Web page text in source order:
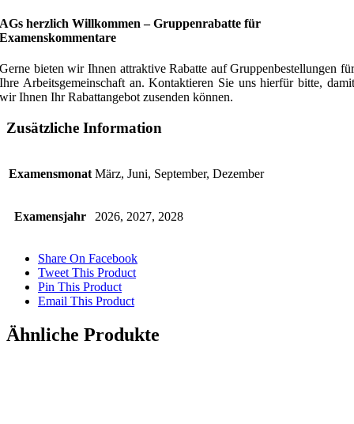
AGs herzlich Willkommen – Gruppenrabatte für
Examenskommentare
Gerne bieten wir Ihnen attraktive Rabatte auf Gruppenbestellungen für
Ihre Arbeitsgemeinschaft an. Kontaktieren Sie uns hierfür bitte, damit
wir Ihnen Ihr Rabattangebot zusenden können.
Zusätzliche Information
Examensmonat März, Juni, September, Dezember
Examensjahr 2026, 2027, 2028
Share On Facebook
Tweet This Product
Pin This Product
Email This Product
Ähnliche Produkte